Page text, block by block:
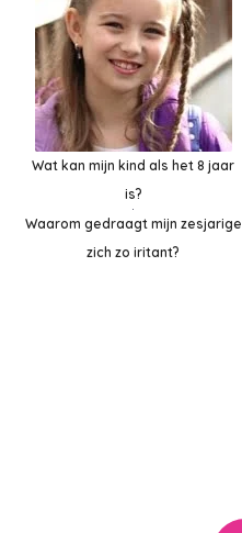
Wat kan mijn kind als het 8 jaar
is?
Waarom gedraagt mijn zesjarige
zich zo iritant?